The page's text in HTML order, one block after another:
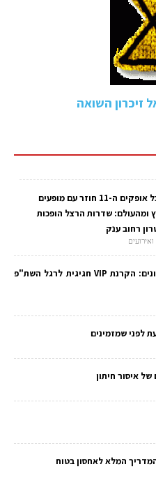
זיכרון השואה
פסטיבל אופקים ה-11 חוזר עם מופעים
ומהעולם: שדרות הרצל הופכות
רחוב ענק
קים בן שמעון ובן קיסר חגגו עם המיניונים: הקרנת VIP חגיגית לרגל השת"פ
לפני שמזמינים
איסור חיתון